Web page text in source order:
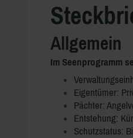
Allgemein
Im Seenprogramm
Eigentümer:
Pächter:
Entstehung:
Schutzstatus: